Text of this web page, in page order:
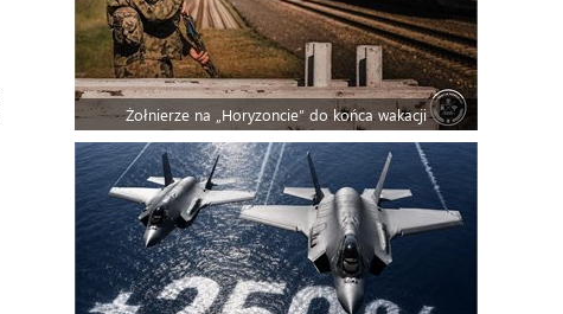
Żołnierze na „Horyzoncie” do końca wakacji